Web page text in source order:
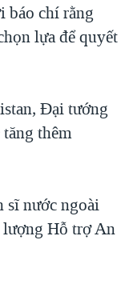
CUỘC'
NAM
SÂM
THÔN MỸ
báo chí rằng
lựa để quyết
Đại tướng
thêm
sĩ nước ngoài
lượng Hỗ trợ An